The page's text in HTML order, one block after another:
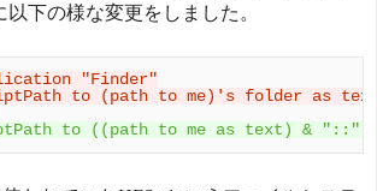
下の様な変更をしました。
"Finder"
to (path to me)'s folder as
to ((path to me as text) & "::")